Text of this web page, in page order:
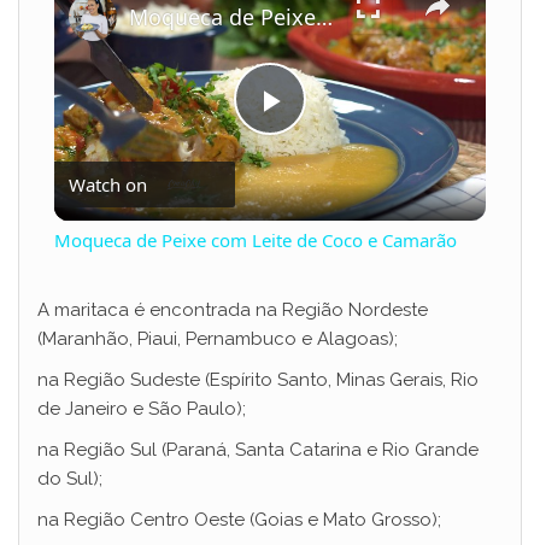
P
l
y
Moqueca de Peixe com Leite de Coco e Camarão
Watch on
Moqueca de Peixe com Leite de Coco e Camarão
A maritaca é encontrada na Região Nordeste
(Maranhão, Piaui, Pernambuco e Alagoas);
na Região Sudeste (Espírito Santo, Minas Gerais, Rio
de Janeiro e São Paulo);
na Região Sul (Paraná, Santa Catarina e Rio Grande
do Sul);
na Região Centro Oeste (Goias e Mato Grosso);